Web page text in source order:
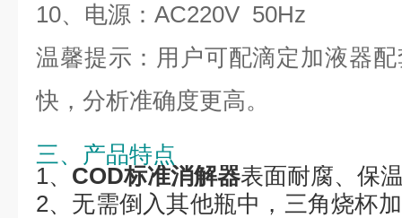
10、电源：AC220V 50Hz
温馨提示：用户可配滴定加液器
快，分析准确度更高。
三、产品特点
1、 COD标准消解器表面耐腐、保
2、无需倒入其他瓶中，三角烧杯